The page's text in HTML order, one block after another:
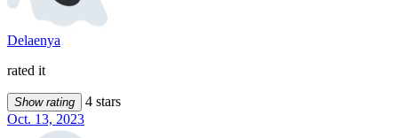
Delaenya
rated it
Show rating
4 stars
Oct. 13, 2023